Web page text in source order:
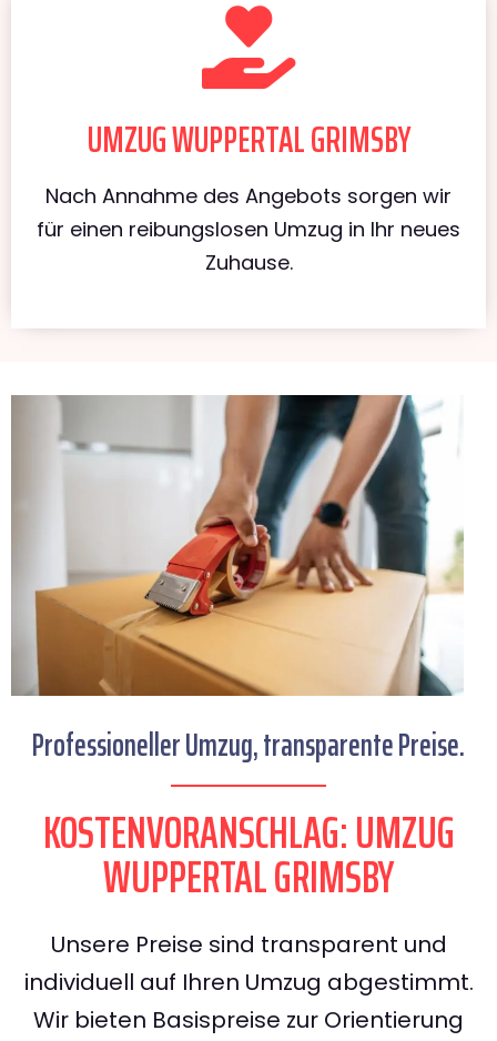
UMZUG WUPPERTAL GRIMSBY
Nach Annahme des Angebots sorgen wir
für einen reibungslosen Umzug in Ihr neues
Zuhause.
Professioneller Umzug, transparente Preise.
KOSTENVORANSCHLAG: UMZUG
WUPPERTAL GRIMSBY
Unsere Preise sind transparent und
individuell auf Ihren Umzug abgestimmt.
Wir bieten Basispreise zur Orientierung